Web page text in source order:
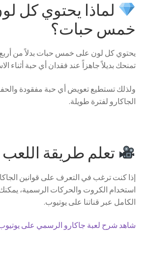
لماذا يحتوي كل
خمس حبات؟
يحتوي كل لون على خمس حبات بدلاً من أربع،
تمنحك بديلاً جاهزاً عند فقدان أي حبة أثناء
ولذلك تستطيع تعويض أي حبة مفقودة
الجاكارو لفترة طويلة.
تعلم طريقة
إذا كنت ترغب في التعرف على قوانين
استخدام الكروت والحركات الرسمية،
الكامل عبر قناتنا على يوتيوب.
شاهد شرح لعبة جاكارو الرسمي على